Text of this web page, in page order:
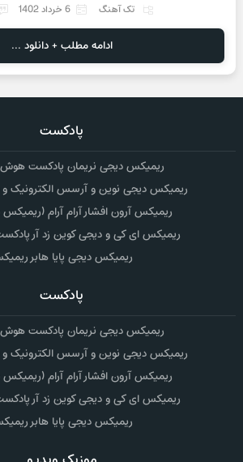
تک آهنگ 6 خرداد 1402
ادامه مطلب + دانلود ...
پادکست
ریمیکس دیجی نریمان پادکست
ریمیکس دیجی نوین و آرسس الکترونیک و
ریمیکس آرون افشار آرام آرام (ریمیکس
ریمیکس ای کی و دیجی کوین زد آر
ریمیکس دیجی پایا هابر
پادکست
ریمیکس دیجی نریمان پادکست
ریمیکس دیجی نوین و آرسس الکترونیک و
ریمیکس آرون افشار آرام آرام (ریمیکس
ریمیکس ای کی و دیجی کوین زد آر
ریمیکس دیجی پایا هابر